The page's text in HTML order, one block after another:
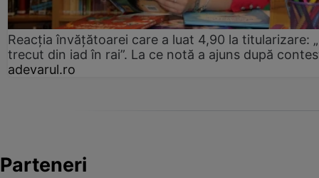
Reacția învățătoarei care a luat 4,90 la titularizare:
trecut din iad în rai”. La ce notă a ajuns după
adevarul.ro
Parteneri